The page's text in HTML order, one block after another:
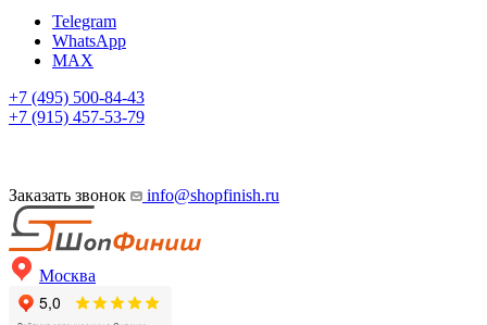
Telegram
WhatsApp
MAX
+7 (495) 500-84-43
+7 (915) 457-53-79
Заказать звонок info@shopfinish.ru
Москва